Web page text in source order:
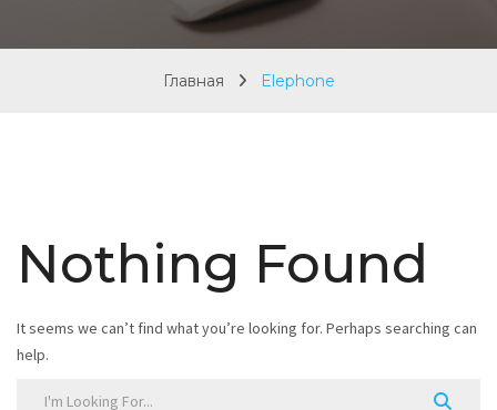
Главная Elephone
Nothing Found
It seems we can’t find what you’re looking for. Perhaps searching can
help.